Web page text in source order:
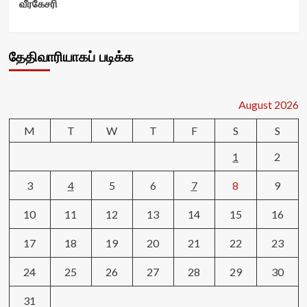
வீரகேசரி
தேதிவாரியாகப் படிக்க
August 2026
M
T W T F S
S
1
2
3 4 5 6 7 8 9
10 11 12 13 14 15 16
17 18 19 20 21 22 23
24 25 26 27 28 29 30
31